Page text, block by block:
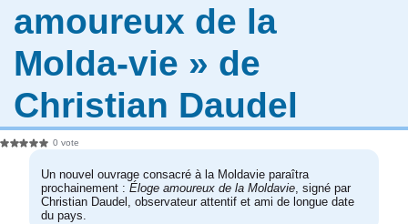
amoureux de la
Molda-vie » de
Christian Daudel
0 vote
Un nouvel ouvrage consacré à la Moldavie paraîtra
prochainement :Éloge amoureux de la Moldavie, signé par
Christian Daudel, observateur attentif et ami de longue date
du pays.